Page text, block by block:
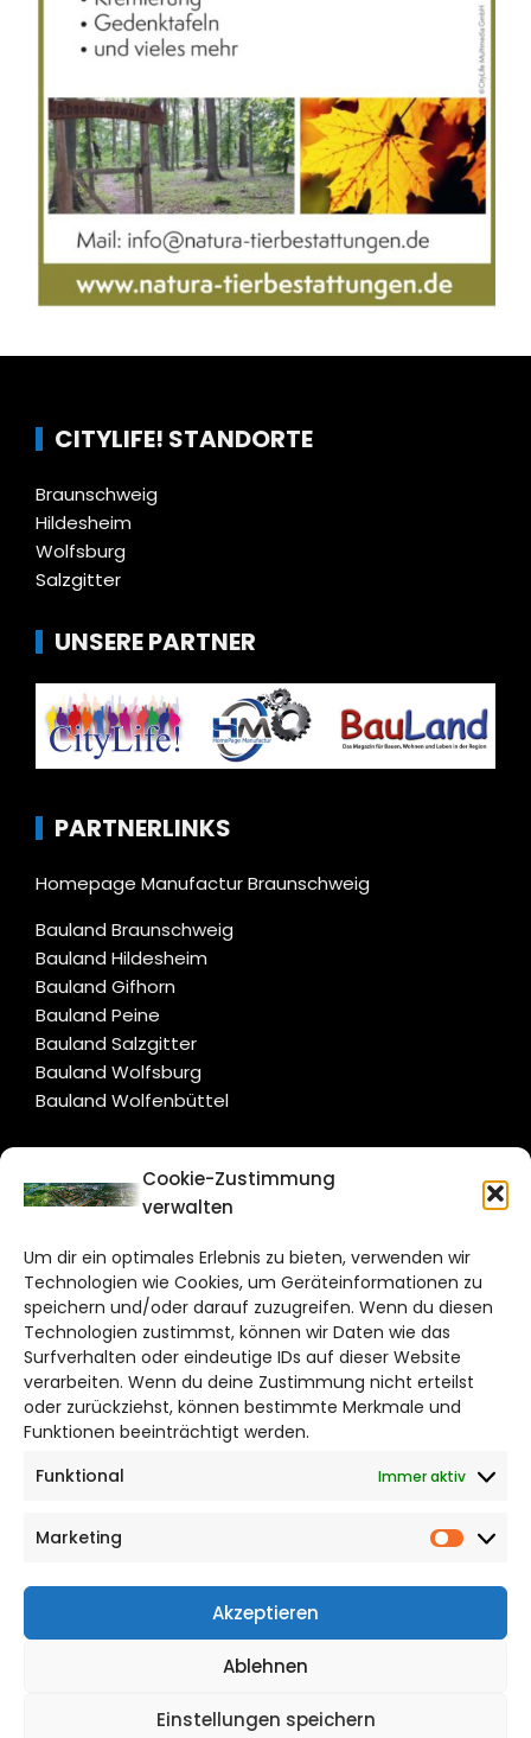
Cookie-Zustimmung
verwalten
Um dir ein optimales Erlebnis zu bieten, verwenden wir
Technologien wie Cookies, um Geräteinformationen zu
speichern und/oder darauf zuzugreifen. Wenn du diesen
Technologien zustimmst, können wir Daten wie das
Surfverhalten oder eindeutige IDs auf dieser Website
verarbeiten. Wenn du deine Zustimmung nicht erteilst
oder zurückziehst, können bestimmte Merkmale und
Funktionen beeinträchtigt werden.
Funktional
Immer aktiv
Marketing
Akzeptieren
Ablehnen
Einstellungen speichern
CITYLIFE! STANDORTE
Braunschweig
Hildesheim
Wolfsburg
Salzgitter
UNSERE PARTNER
PARTNERLINKS
Homepage Manufactur Braunschweig
Bauland Braunschweig
Bauland Hildesheim
Bauland Gifhorn
Bauland Peine
Bauland Salzgitter
Bauland Wolfsburg
Bauland Wolfenbüttel
CITYLIFE!
Bruchtorwall 12
38100 Braunschweig
Telefon: 0531 387220 – 65
DAS STADTMAGAZIN FÜR
SALZGITTER
Impressum
Cookie Richtlinie
CITYLIFE! BEI FACEBOOK